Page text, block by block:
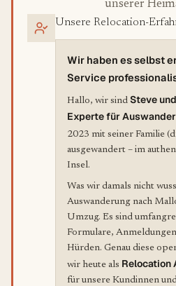
unserer
Unsere Relocation-
Wir haben es selbst
Service
Hallo, wir sind Steve
Experte für
2023 mit seiner Familie
ausgewandert – im
Insel.
Was wir damals nicht
Auswanderung nach
Umzug. Es sind
Formulare,
Hürden. Genau diese
wir heute als Relocation
für unsere Kundinnen